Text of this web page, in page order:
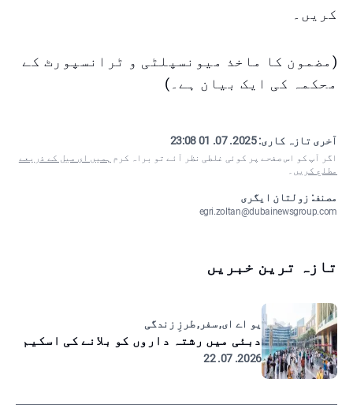
کریں۔
(مضمون کا ماخذ میونسپلٹی و ٹرانسپورٹ کے
محکمہ کی ایک بیان ہے۔)
آخری تازہ کاری:2025. 07. 01 23:08
اگر آپ کو اس صفحے پر کوئی غلطی نظر آئے تو براہ کرم ہمیں ای میل کے ذریعے
مطلع کریں ۔
مصنف: زولتان ایگری
egri.zoltan@dubainewsgroup.com
تازہ ترین خبریں
یو اے ای, سفر, طرزِ زندگی
دبئی میں رشتہ داروں کو بلانے کی اسکیم
2026. 07. 22